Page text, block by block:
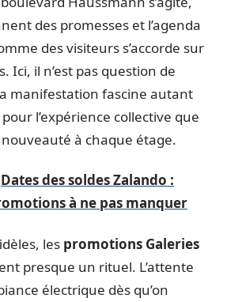
des promesses et l’agenda
des visiteurs s’accorde sur
Ici, il n’est pas question de
manifestation fascine autant
l’expérience collective que
à chaque étage.
Dates des soldes Zalando :
à ne pas manquer
les promotions Galeries
presque un rituel. L’attente
électrique dès qu’on